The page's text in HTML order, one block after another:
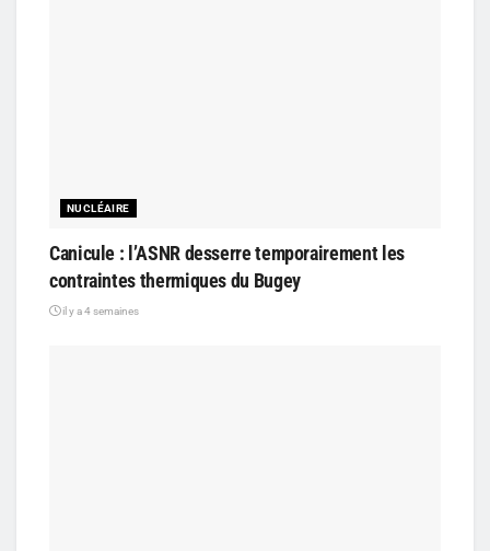
NUCLÉAIRE
Canicule : l’ASNR desserre temporairement les
contraintes thermiques du Bugey
il y a 4 semaines